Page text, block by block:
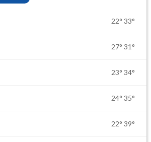
22° 33°
27° 31°
23° 34°
24° 35°
22° 39°